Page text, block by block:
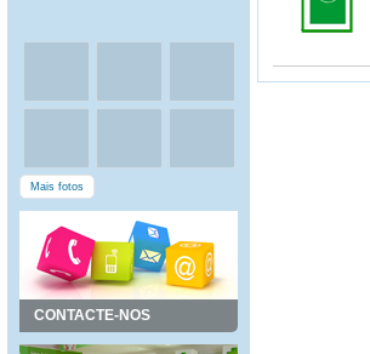
Mais fotos
CONTACTE-NOS